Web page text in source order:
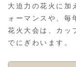
大迫力の花火に加
ォーマンスや、毎
花火大会は、カッ
でにぎわいます。